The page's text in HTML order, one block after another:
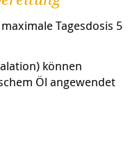
Tagesdosis 5
können
Öl angewendet